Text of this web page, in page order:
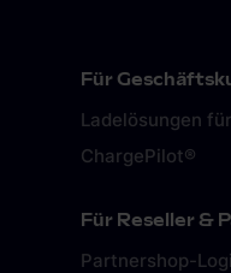
Für
Ladelösungen
ChargePilot®
Für Reseller &
Partnershop-